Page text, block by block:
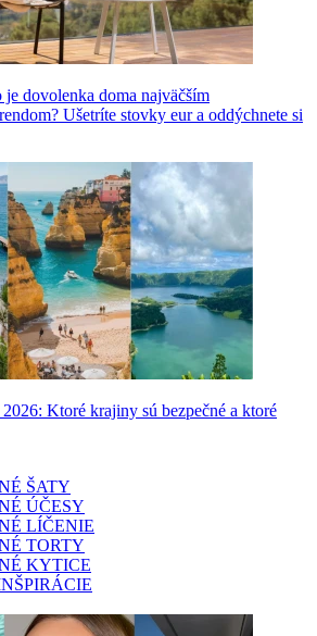
je dovolenka doma najväčším
Ušetríte stovky eur a oddýchnete si
Ktoré krajiny sú bezpečné a ktoré
ŠATY
ÚČESY
LÍČENIE
TORTY
KYTICE